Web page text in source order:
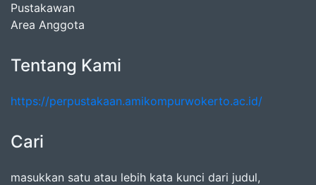
Pustakawan
Area Anggota
Tentang Kami
https://perpustakaan.amikompurwokerto.ac.id/
Cari
masukkan satu atau lebih kata kunci dari judul,